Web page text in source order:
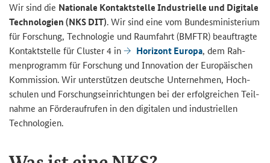
Wir sind die Na­tio­na­le Kon­takt­stel­le In­dus­tri­el­le und Di­gi­ta­le
Tech­no­lo­gien (NKS DIT). Wir sind eine vom Bun­des­mi­nis­te­ri­um
für For­schung, Tech­no­lo­gie und Raum­fahrt (BMFTR) be­auf­trag­te
Kon­takt­stel­le für Clus­ter 4 in
Ho­ri­zontEu­ro­pa, dem Rah­
men­pro­gramm für For­schung und In­no­va­ti­on der Eu­ro­päi­schen
Kom­mis­si­on. Wir un­ter­stüt­zen deut­sche Un­ter­neh­men, Hoch­
schu­len und For­schungs­ein­rich­tun­gen bei der er­folg­rei­chen Teil­
nah­me an För­der­auf­ru­fen in den di­gi­ta­len und in­dus­tri­el­len
Tech­no­lo­gien.